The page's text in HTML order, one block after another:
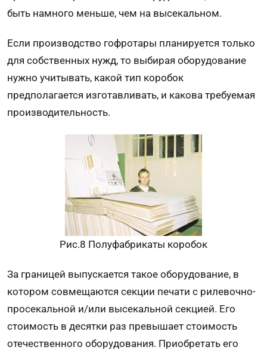
быть намного меньше, чем на высекальном.
Если производство гофротары планируется только
для собственных нужд, то выбирая оборудование
нужно учитывать, какой тип коробок
предполагается изготавливать, и какова требуемая
производительность.
Рис.8 Полуфабрикаты коробок
За границей выпускается такое оборудование, в
котором совмещаются секции печати с рилевочно-
просекальной и/или высекальной секцией. Его
стоимость в десятки раз превышает стоимость
отечественного оборудования. Приобретать его